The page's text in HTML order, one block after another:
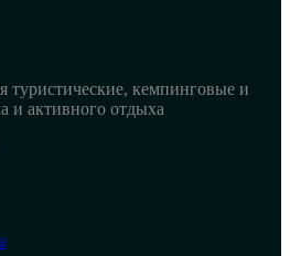
туристические, кемпинговые и
и активного отдыха